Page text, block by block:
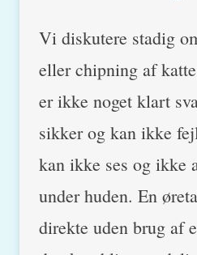
Vi diskutere stadig
eller chipning af
er ikke noget klart
sikker og kan ikke
kan ikke ses og ikke
under huden. En
direkte uden brug af